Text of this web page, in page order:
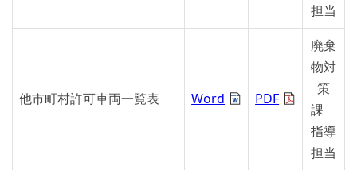
担当
他市町村許可車両一覧表 Word PDF
廃棄
物対
策
課
指導
担当